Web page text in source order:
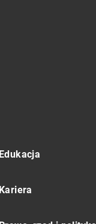
Edukacja
Kariera